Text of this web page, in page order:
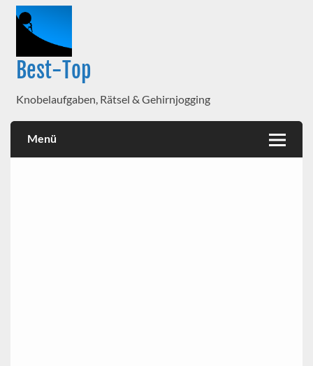
Best-Top
Knobelaufgaben, Rätsel & Gehirnjogging
Menü